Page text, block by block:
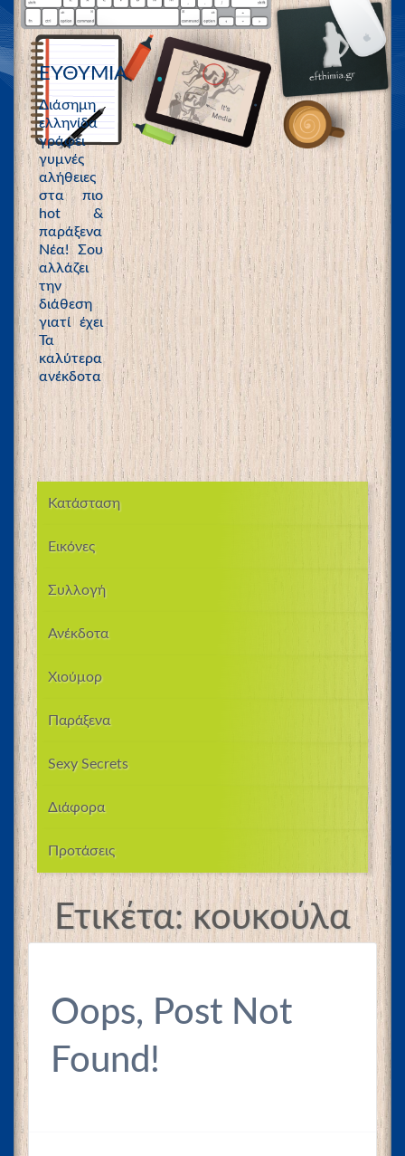
ΕΥΘΥΜΙΑ
Διάσημη
ελληνίδα
γράφει
γυμνές
αλήθειες
στα πιο
hot &
παράξενα
Νέα! Σου
αλλάζει
την
διάθεση
γιατί έχει
Τα
καλύτερα
ανέκδοτα
Κατάσταση
Εικόνες
Συλλογή
Ανέκδοτα
Χιούμορ
Παράξενα
Sexy Secrets
Διάφορα
Προτάσεις
Ετικέτα:κουκούλα
Oops, Post Not
Found!